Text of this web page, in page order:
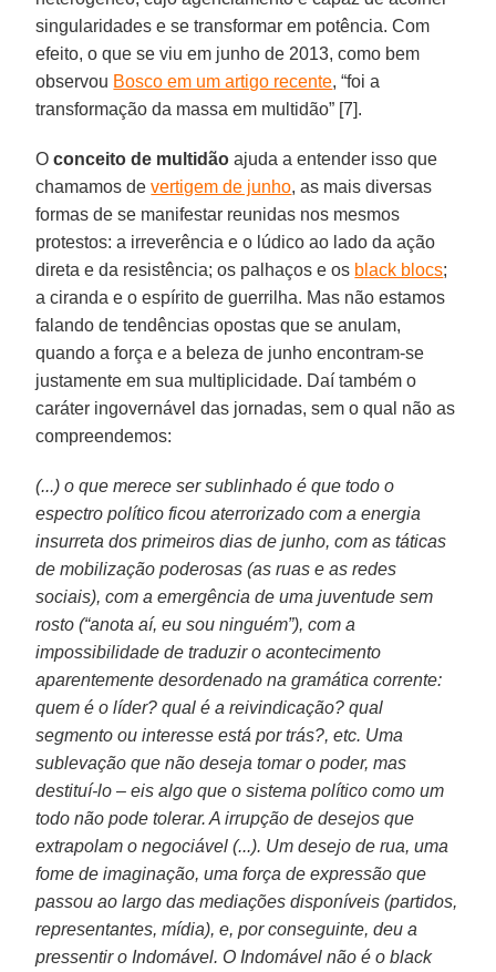
singularidades e se transformar em potência. Com
efeito, o que se viu em junho de 2013, como bem
observou Bosco em um artigo recente, “foi a
transformação da massa em multidão” [7].
Oconceito de multidão ajuda a entender isso que
chamamos devertigem de junho, as mais diversas
formas de se manifestar reunidas nos mesmos
protestos: a irreverência e o lúdico ao lado da ação
direta e da resistência; os palhaços e os black blocs;
a ciranda e o espírito de guerrilha. Mas não estamos
falando de tendências opostas que se anulam,
quando a força e a beleza de junho encontram-se
justamente em sua multiplicidade. Daí também o
caráter ingovernável das jornadas, sem o qual não as
compreendemos:
(...) o que merece ser sublinhado é que todo o
espectro político ficou aterrorizado com a energia
insurreta dos primeiros dias de junho, com as táticas
de mobilização poderosas (as ruas e as redes
sociais), com a emergência de uma juventude sem
rosto (“anota aí, eu sou ninguém”), com a
impossibilidade de traduzir o acontecimento
aparentemente desordenado na gramática corrente:
quem é o líder? qual é a reivindicação? qual
segmento ou interesse está por trás?, etc. Uma
sublevação que não deseja tomar o poder, mas
destituí-lo – eis algo que o sistema político como um
todo não pode tolerar. A irrupção de desejos que
extrapolam o negociável (...). Um desejo de rua, uma
fome de imaginação, uma força de expressão que
passou ao largo das mediações disponíveis (partidos,
representantes, mídia), e, por conseguinte, deu a
pressentir o Indomável. O Indomável não é o black